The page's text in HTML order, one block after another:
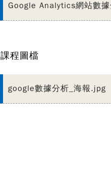
Google Analytics網站數
課程圖檔
google數據分析_海報.jpg